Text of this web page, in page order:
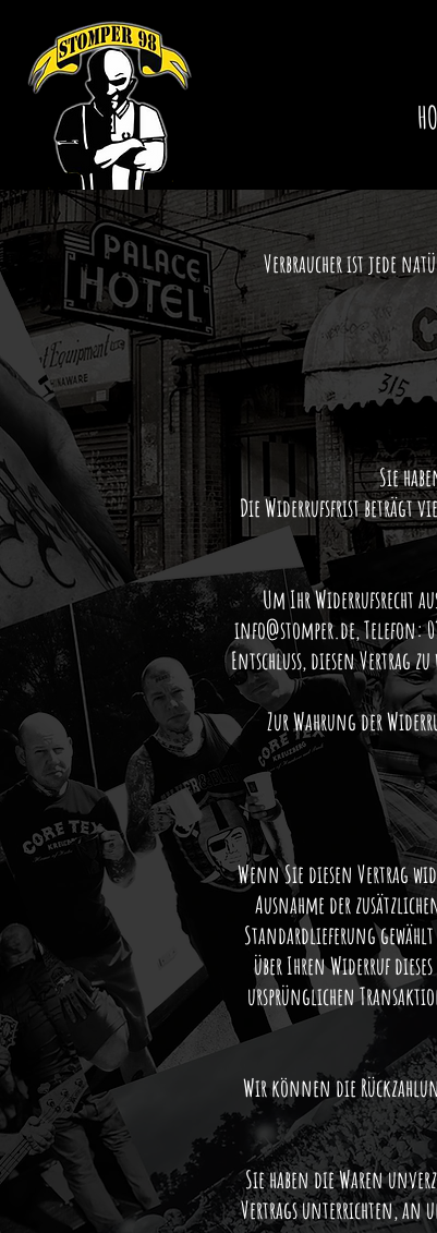
Verbraucher ist jede
Sie
Die Widerrufsfrist beträgt
Um Ihr Widerrufsrecht
info@stomper.de, Telefon:
Entschluss, diesen Vertrag
Zur Wahrung der
Wenn Sie diesen Vertrag
Ausnahme der
Standardlieferung
über Ihren Widerruf
ursprünglichen
Wir können die
Sie haben die Waren
Vertrags unterrichten, an